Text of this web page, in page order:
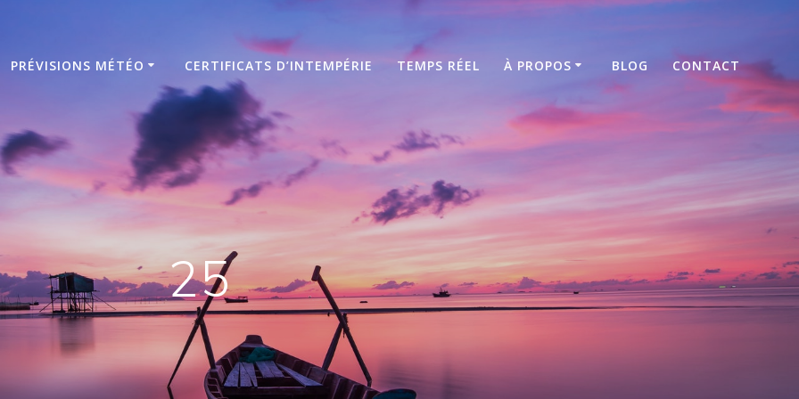
PRÉVISIONS MÉTÉO CERTIFICATS D’INTEMPÉRIE TEMPS RÉEL À PROPOS BLOG CONTACT
25